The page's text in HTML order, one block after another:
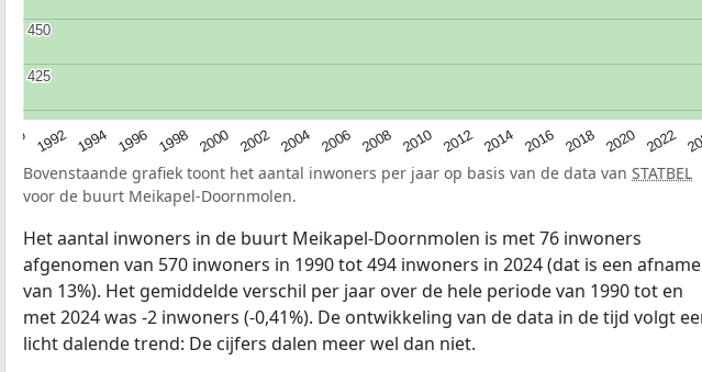
1992 1994 1996 1998 2000 2002 2004 2006 2008 2010 2012 2014 2016 2018 2020 2022
425
425
450
450
Bovenstaande grafiek toont het aantal inwoners per jaar op basis van de data van STATBEL
voor de buurt Meikapel-Doornmolen.
Het aantal inwoners in de buurt Meikapel-Doornmolen is met 76 inwoners
afgenomen van 570 inwoners in 1990 tot 494 inwoners in 2024 (dat is een afname
van 13%). Het gemiddelde verschil per jaar over de hele periode van 1990 tot en
met 2024 was -2 inwoners (-0,41%). De ontwikkeling van de data in de tijd volgt
licht dalende trend: De cijfers dalen meer wel dan niet.